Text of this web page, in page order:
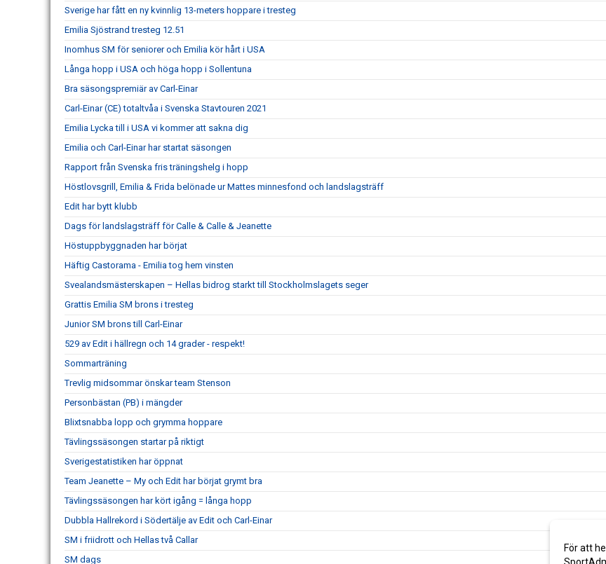
Sverige har fått en ny kvinnlig 13-meters hoppare i tresteg
Emilia Sjöstrand tresteg 12.51
Inomhus SM för seniorer och Emilia kör hårt i USA
Långa hopp i USA och höga hopp i Sollentuna
Bra säsongspremiär av Carl-Einar
Carl-Einar (CE) totaltvåa i Svenska Stavtouren 2021
Emilia Lycka till i USA vi kommer att sakna dig
Emilia och Carl-Einar har startat säsongen
Rapport från Svenska fris träningshelg i hopp
Höstlovsgrill, Emilia & Frida belönade ur Mattes minnesfond och landslagsträff
Edit har bytt klubb
Dags för landslagsträff för Calle & Calle & Jeanette
Höstuppbyggnaden har börjat
Häftig Castorama - Emilia tog hem vinsten
Svealandsmästerskapen – Hellas bidrog starkt till Stockholmslagets seger
Grattis Emilia SM brons i tresteg
Junior SM brons till Carl-Einar
529 av Edit i hällregn och 14 grader - respekt!
Sommarträning
Trevlig midsommar önskar team Stenson
Personbästan (PB) i mängder
Blixtsnabba lopp och grymma hoppare
Tävlingssäsongen startar på riktigt
Sverigestatistiken har öppnat
Team Jeanette – My och Edit har börjat grymt bra
Tävlingssäsongen har kört igång = långa hopp
Dubbla Hallrekord i Södertälje av Edit och Carl-Einar
SM i friidrott och Hellas två Callar
SM dags
För att